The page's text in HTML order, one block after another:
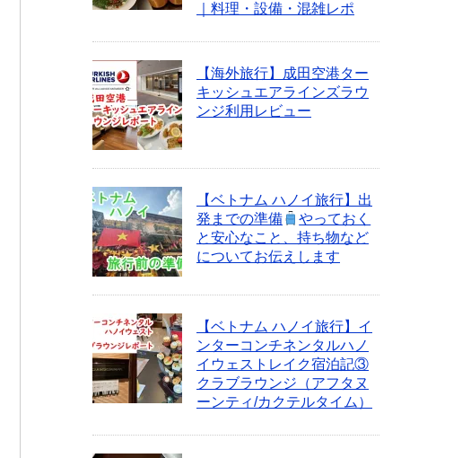
｜料理・設備・混雑レポ
【海外旅行】成田空港ター
キッシュエアラインズラウ
ンジ利用レビュー
【ベトナム ハノイ旅行】出
発までの準備
やっておく
と安心なこと、持ち物など
についてお伝えします
【ベトナム ハノイ旅行】イ
ンターコンチネンタルハノ
イウェストレイク宿泊記③
クラブラウンジ（アフタヌ
ーンティ/カクテルタイム）